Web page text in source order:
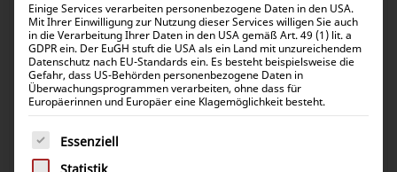
Einige Services verarbeiten personenbezogene Daten in den USA.
Mit Ihrer Einwilligung zur Nutzung dieser Services willigen Sie auch
in die Verarbeitung Ihrer Daten in den USA gemäß Art. 49 (1) lit. a
GDPR ein. Der EuGH stuft die USA als ein Land mit unzureichendem
Datenschutz nach EU-Standards ein. Es besteht beispielsweise die
Gefahr, dass US-Behörden personenbezogene Daten in
Überwachungsprogrammen verarbeiten, ohne dass für
Europäerinnen und Europäer eine Klagemöglichkeit besteht.
Es folgt eine Liste der Service-Gruppen, für die eine
Essenziell
Statistik